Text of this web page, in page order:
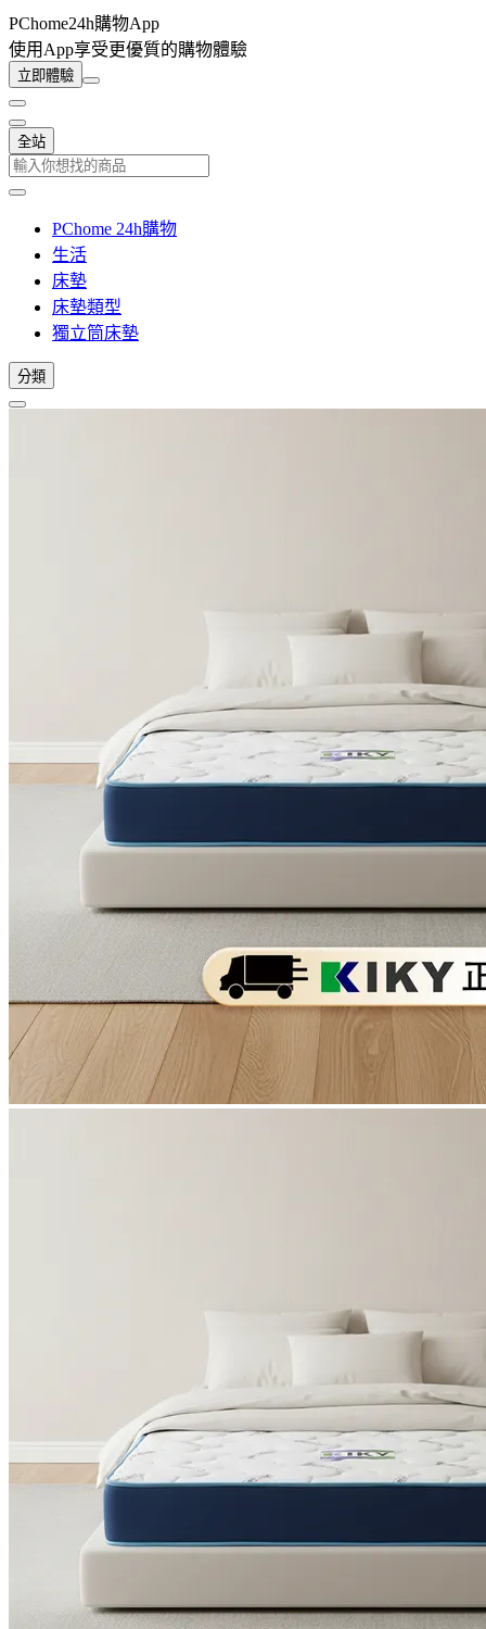
PChome24h購物App
使用App享受更優質的購物體驗
立即體驗
全站
PChome 24h購物
生活
床墊
床墊類型
獨立筒床墊
分類